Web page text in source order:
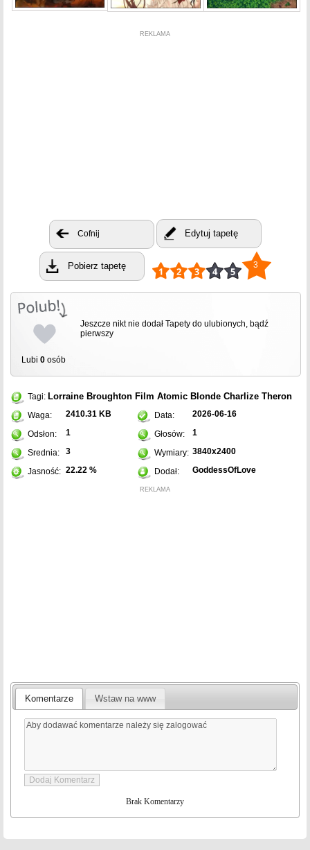
REKLAMA
Cofnij Edytuj tapetę
Pobierz tapetę 3
Lubi 0 osób
Jeszcze nikt nie dodał Tapety do ulubionych, bądź
pierwszy
Tagi: Lorraine Broughton Film Atomic Blonde Charlize Theron
Waga: 2410.31 KB Data: 2026-06-16
Odsłon: 1 Głosów: 1
Srednia: 3 Wymiary: 3840x2400
Jasność: 22.22 % Dodał: GoddessOfLove
REKLAMA
Komentarze Wstaw na www
Brak Komentarzy